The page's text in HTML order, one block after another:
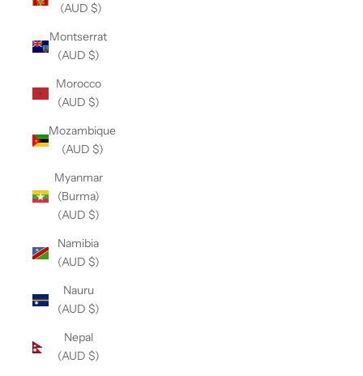
(AUD $)
Montserrat
(AUD $)
Morocco
(AUD $)
Mozambique
(AUD $)
Myanmar
(Burma)
(AUD $)
Namibia
(AUD $)
Nauru
(AUD $)
Nepal
(AUD $)